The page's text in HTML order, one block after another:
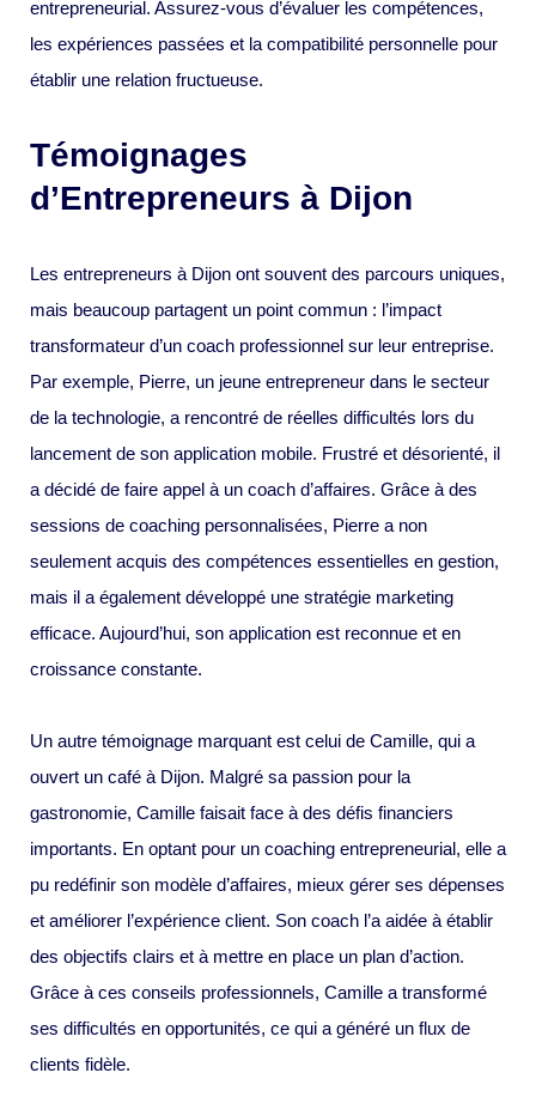
entrepreneurial. Assurez-vous d’évaluer les compétences,
les expériences passées et la compatibilité personnelle pour
établir une relation fructueuse.
Témoignages
d’Entrepreneurs à Dijon
Les entrepreneurs à Dijon ont souvent des parcours uniques,
mais beaucoup partagent un point commun : l’impact
transformateur d’un coach professionnel sur leur entreprise.
Par exemple, Pierre, un jeune entrepreneur dans le secteur
de la technologie, a rencontré de réelles difficultés lors du
lancement de son application mobile. Frustré et désorienté, il
a décidé de faire appel à un coach d’affaires. Grâce à des
sessions de coaching personnalisées, Pierre a non
seulement acquis des compétences essentielles en gestion,
mais il a également développé une stratégie marketing
efficace. Aujourd’hui, son application est reconnue et en
croissance constante.
Un autre témoignage marquant est celui de Camille, qui a
ouvert un café à Dijon. Malgré sa passion pour la
gastronomie, Camille faisait face à des défis financiers
importants. En optant pour un coaching entrepreneurial, elle a
pu redéfinir son modèle d’affaires, mieux gérer ses dépenses
et améliorer l’expérience client. Son coach l’a aidée à établir
des objectifs clairs et à mettre en place un plan d’action.
Grâce à ces conseils professionnels, Camille a transformé
ses difficultés en opportunités, ce qui a généré un flux de
clients fidèle.